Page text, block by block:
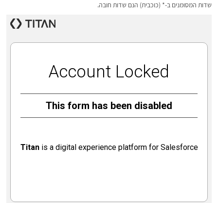
שדות המסומנים ב-* (כוכבית) הנם שדות חובה.